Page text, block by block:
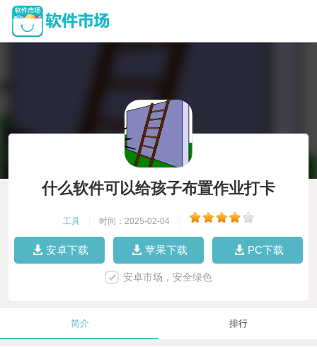
什么软件可以给孩子布置作业打卡
工具 时间：2025-02-04
安卓下载 苹果下载 PC下载
安卓市场，安全绿色
简介 排行